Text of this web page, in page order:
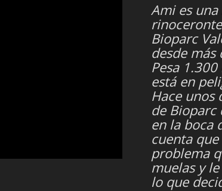
Ami es
Bioparc
desde más
Pesa
está en
Hace unos
de Bioparc
en la boca
cuenta
problema
muelas y
lo que